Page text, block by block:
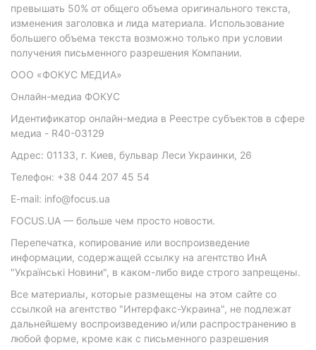
превышать 50% от общего объема оригинального текста,
изменения заголовка и лида материала. Использование
большего объема текста возможно только при условии
получения письменного разрешения Компании.
ООО «ФОКУС МЕДИА»
Онлайн-медиа ФОКУС
Идентификатор онлайн-медиа в Реестре субъектов в сфере
медиа - R40-03129
Адрес: 01133, г. Киев, бульвар Леси Украинки, 26
Телефон: +38 044 207 45 54
E-mail: info@focus.ua
FOCUS.UA — больше чем просто новости.
Перепечатка, копирование или воспроизведение
информации, содержащей ссылку на агентство ИнА
"Українські Новини", в каком-либо виде строго запрещены.
Все материалы, которые размещены на этом сайте со
ссылкой на агентство "Интерфакс-Украина", не подлежат
дальнейшему воспроизведению и/или распространению в
любой форме, кроме как с письменного разрешения